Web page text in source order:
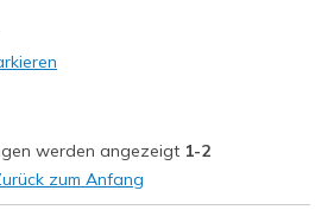
werden angezeigt 1-2
zum Anfang